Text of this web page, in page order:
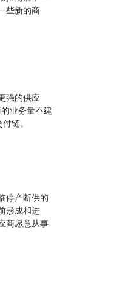
些新的商
强的供应
业务量不建
链。
停产断供的
形成和进
商愿意从事